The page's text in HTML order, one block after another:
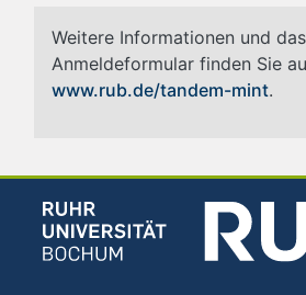
Weitere Informationen und das
Anmeldeformular finden Sie
www.rub.de/tandem-mint.